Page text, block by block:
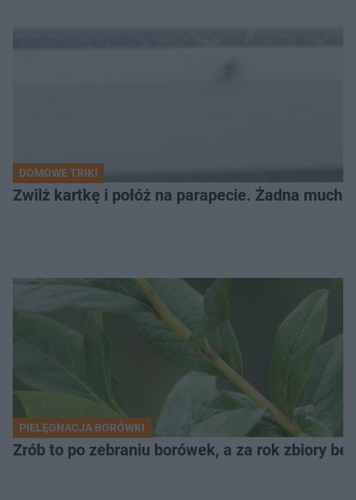
DOMOWE TRIKI
Zwilż kartkę i połóż na parapecie. Żadna
PIELĘGNACJA BORÓWKI
Zrób to po zebraniu borówek, a za rok zbiory